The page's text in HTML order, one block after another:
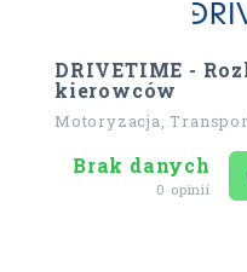
DRIVETIME -
kierowców
Motoryzacja,
Brak danych
0 opinii